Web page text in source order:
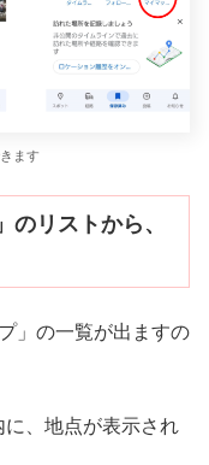
ます
リストから、
」の一覧が出ますの
、地点が表示され